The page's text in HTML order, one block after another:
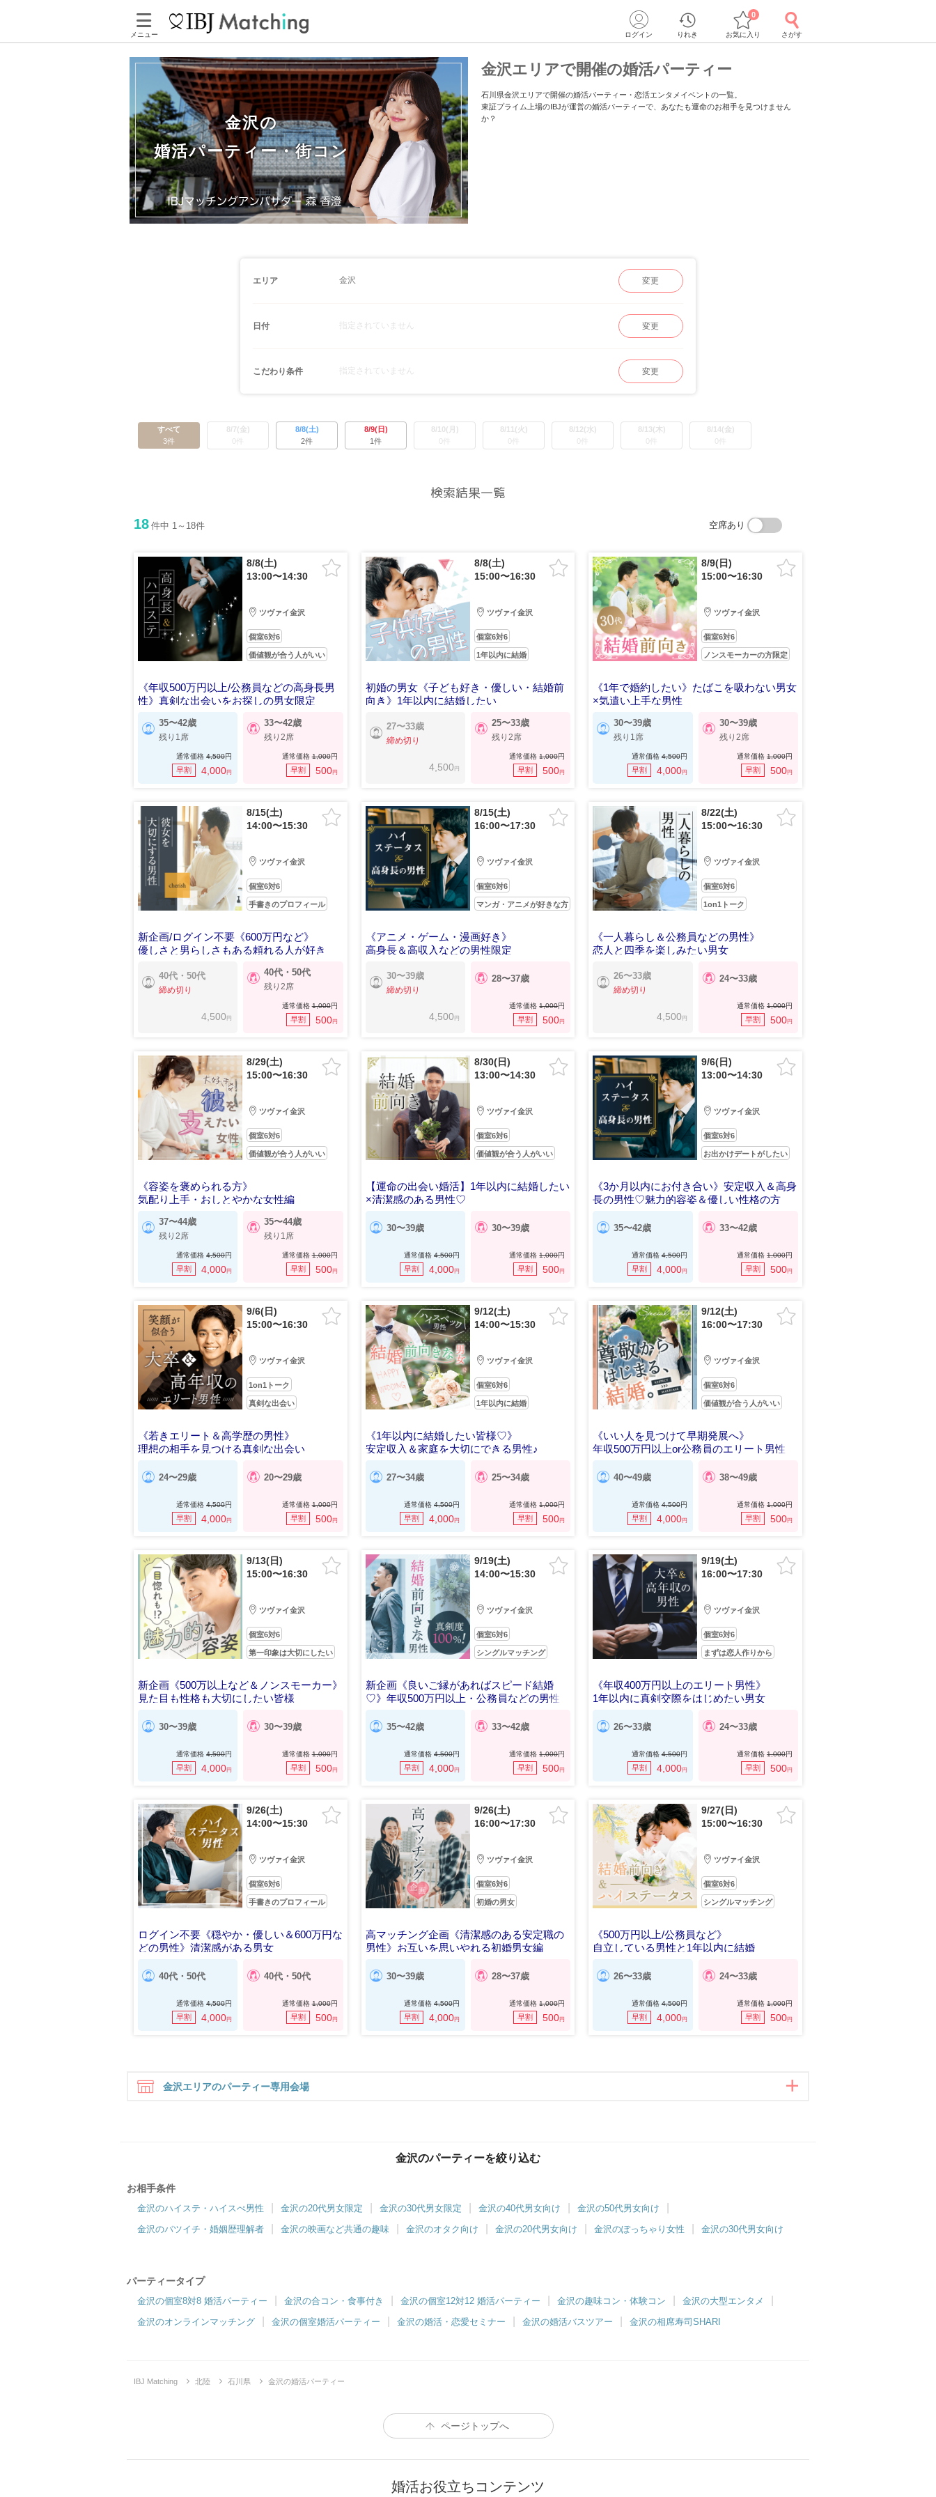
メニュー ログイン りれき お気に入り
0
さがす
金沢の
婚活パーティー・街コン
金沢エリアで開催の婚活パーティー
石川県金沢エリアで開催の婚活パーティー・恋活エンタメイベントの一覧。
東証プライム上場のIBJが運営の婚活パーティーで、あなたも運命のお相手を見つけません
か？
エリア 金沢 変更
日付 指定されていません 変更
こだわり条件 指定されていません 変更
すべて
3件
8/7(金)
0件
8/8(土)
2件
8/9(日)
1件
8/10(月)
0件
8/11(火)
0件
8/12(水)
0件
8/13(木)
0件
8/14(金)
0件
検索結果一覧
18 件中 1～18件 空席あり
8/8(土)
13:00〜14:30
ツヴァイ金沢
個室6対6
価値観が合う人がいい
《年収500万円以上/公務員などの高身長男
性》真剣な出会いをお探しの男女限定
35〜42歳
残り1席
通常価格4,500円
早割 4,000円
33〜42歳
残り2席
通常価格1,000円
早割 500円
8/8(土)
15:00〜16:30
ツヴァイ金沢
個室6対6
1年以内に結婚
初婚の男女《子ども好き・優しい・結婚前
向き》1年以内に結婚したい
27〜33歳
締め切り
4,500 円
25〜33歳
残り2席
通常価格1,000円
早割 500円
8/9(日)
15:00〜16:30
ツヴァイ金沢
個室6対6
ノンスモーカーの方限定
《1年で婚約したい》たばこを吸わない男女
×気遣い上手な男性
30〜39歳
残り1席
通常価格4,500円
早割 4,000円
30〜39歳
残り2席
通常価格 1,000円
早割 500円
8/15(土)
14:00〜15:30
ツヴァイ金沢
個室6対6
手書きのプロフィール
新企画/ログイン不要《600万円など》
優しさと男らしさもある頼れる人が好き
40代・50代
締め切り
4,500 円
40代・50代
残り2席
通常価格1,000円
早割 500円
8/15(土)
16:00〜17:30
ツヴァイ金沢
個室6対6
マンガ・アニメが好きな方
《アニメ・ゲーム・漫画好き》
高身長＆高収入などの男性限定
30〜39歳
締め切り
4,500 円
28〜37歳
通常価格1,000円
早割 500円
8/22(土)
15:00〜16:30
ツヴァイ金沢
個室6対6
1on1トーク
《一人暮らし＆公務員などの男性》
恋人と四季を楽しみたい男女
26〜33歳
締め切り
4,500 円
24〜33歳
通常価格 1,000円
早割 500円
8/29(土)
15:00〜16:30
ツヴァイ金沢
個室6対6
価値観が合う人がいい
《容姿を褒められる方》
気配り上手・おしとやかな女性編
37〜44歳
残り2席
通常価格4,500円
早割 4,000円
35〜44歳
残り1席
通常価格1,000円
早割 500円
8/30(日)
13:00〜14:30
ツヴァイ金沢
個室6対6
価値観が合う人がいい
【運命の出会い婚活】1年以内に結婚したい
×清潔感のある男性♡
30〜39歳
通常価格 4,500円
早割 4,000円
30〜39歳
通常価格1,000円
早割 500円
9/6(日)
13:00〜14:30
ツヴァイ金沢
個室6対6
お出かけデートがしたい
《3か月以内にお付き合い》安定収入＆高身
長の男性♡魅力的容姿＆優しい性格の方
35〜42歳
通常価格4,500円
早割 4,000円
33〜42歳
通常価格 1,000円
早割 500円
9/6(日)
15:00〜16:30
ツヴァイ金沢
1on1トーク
真剣な出会い
《若きエリート＆高学歴の男性》
理想の相手を見つける真剣な出会い
24〜29歳
通常価格4,500円
早割 4,000円
20〜29歳
通常価格1,000円
早割 500円
9/12(土)
14:00〜15:30
ツヴァイ金沢
個室6対6
1年以内に結婚
《1年以内に結婚したい皆様♡》
安定収入＆家庭を大切にできる男性♪
27〜34歳
通常価格 4,500円
早割 4,000円
25〜34歳
通常価格1,000円
早割 500円
9/12(土)
16:00〜17:30
ツヴァイ金沢
個室6対6
価値観が合う人がいい
《いい人を見つけて早期発展へ》
年収500万円以上or公務員のエリート男性
40〜49歳
通常価格4,500円
早割 4,000円
38〜49歳
通常価格 1,000円
早割 500円
9/13(日)
15:00〜16:30
ツヴァイ金沢
個室6対6
第一印象は大切にしたい
新企画《500万以上など＆ノンスモーカー》
見た目も性格も大切にしたい皆様
30〜39歳
通常価格4,500円
早割 4,000円
30〜39歳
通常価格1,000円
早割 500円
9/19(土)
14:00〜15:30
ツヴァイ金沢
個室6対6
シングルマッチング
新企画《良いご縁があればスピード結婚
♡》年収500万円以上・公務員などの男性
35〜42歳
通常価格 4,500円
早割 4,000円
33〜42歳
通常価格1,000円
早割 500円
9/19(土)
16:00〜17:30
ツヴァイ金沢
個室6対6
まずは恋人作りから
《年収400万円以上のエリート男性》
1年以内に真剣交際をはじめたい男女
26〜33歳
通常価格4,500円
早割 4,000円
24〜33歳
通常価格 1,000円
早割 500円
9/26(土)
14:00〜15:30
ツヴァイ金沢
個室6対6
手書きのプロフィール
ログイン不要《穏やか・優しい＆600万円な
どの男性》清潔感がある男女
40代・50代
通常価格4,500円
早割 4,000円
40代・50代
通常価格1,000円
早割 500円
9/26(土)
16:00〜17:30
ツヴァイ金沢
個室6対6
初婚の男女
高マッチング企画《清潔感のある安定職の
男性》お互いを思いやれる初婚男女編
30〜39歳
通常価格 4,500円
早割 4,000円
28〜37歳
通常価格1,000円
早割 500円
9/27(日)
15:00〜16:30
ツヴァイ金沢
個室6対6
シングルマッチング
《500万円以上/公務員など》
自立している男性と1年以内に結婚
26〜33歳
通常価格4,500円
早割 4,000円
24〜33歳
通常価格 1,000円
早割 500円
金沢エリアのパーティー専用会場
ツヴァイ金沢
け！
金沢のパーティーを絞り込む
お相手条件
金沢のハイステ・ハイスぺ男性 金沢の20代男女限定 金沢の30代男女限定 金沢の40代男女向け
金沢の50代男女向け
金沢のバツイチ・婚姻歴理解者
金沢の映画など共通の趣味 金沢のオタク向け 金沢の20代男女向け 金沢のぽっちゃり女性 金沢の30代男女向け
パーティータイプ
金沢の個室8対8 婚活パーティー 金沢の合コン・食事付き 金沢の個室12対12 婚活パーティー 金沢の趣味コン・体験コン
金沢の大型エンタメ
金沢のオンラインマッチング
金沢の個室婚活パーティー 金沢の婚活・恋愛セミナー 金沢の婚活バスツアー 金沢の相席寿司SHARI
IBJ Matching 北陸 石川県 金沢の婚活パーティー
ページトップへ
婚活お役立ちコンテンツ